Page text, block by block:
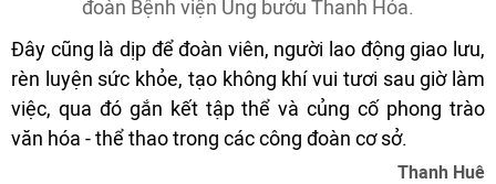
đoàn Bệnh viện Ung bướu Thanh Hóa.
Đây cũng là dịp để đoàn viên, người lao động giao lưu,
rèn luyện sức khỏe, tạo không khí vui tươi sau giờ làm
việc, qua đó gắn kết tập thể và củng cố phong trào
văn hóa - thể thao trong các công đoàn cơ sở.
Thanh Huê